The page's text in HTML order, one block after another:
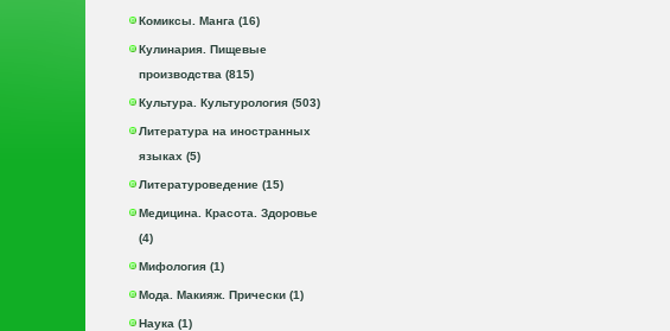
Комиксы. Манга (16)
Кулинария. Пищевые
производства (815)
Культура. Культурология (503)
Литература на иностранных
языках (5)
Литературоведение (15)
Медицина. Красота. Здоровье
(4)
Мифология (1)
Мода. Макияж. Прически (1)
Наука (1)